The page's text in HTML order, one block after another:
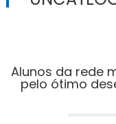
Alunos da rede
pelo ótimo